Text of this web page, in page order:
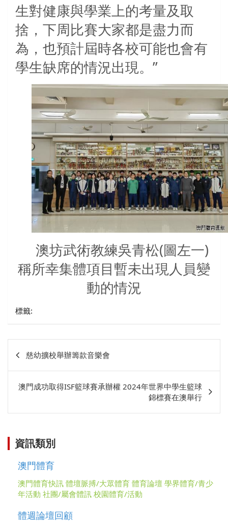
生對健康與學業上的考量及取
捨， 下周比賽大家都是盡力而
為，也預計屆時各校可能也會有
學生缺席的情況出現。”
澳坊武術教練吳青松(圖左一)
稱所幸集體項目暫未出現人員變
動的情況
標籤:
章
相
關
慈幼擴校舉辦籌款音樂會
澳門成功取得ISF籃球賽承辦權 2024年世界中學生籃球
錦標賽在澳舉行
資訊類別
澳門體育
澳門體育快訊 體壇脈搏/大眾體育 體育論壇 學界體育/青少
年活動 社團/屬會體訊 校園體育/活動
體週論壇回顧